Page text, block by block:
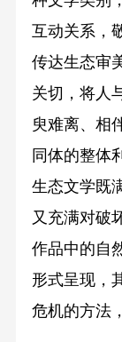
互动关系，
传达生态审
关切，将人
臾难离、相
同体的整体
生态文学既
又充满对破
作品中的自
形式呈现，
危机的方法